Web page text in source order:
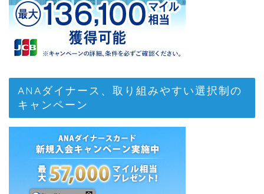
ANAダイナース、取り組みやすい選択制の
キャンペーン